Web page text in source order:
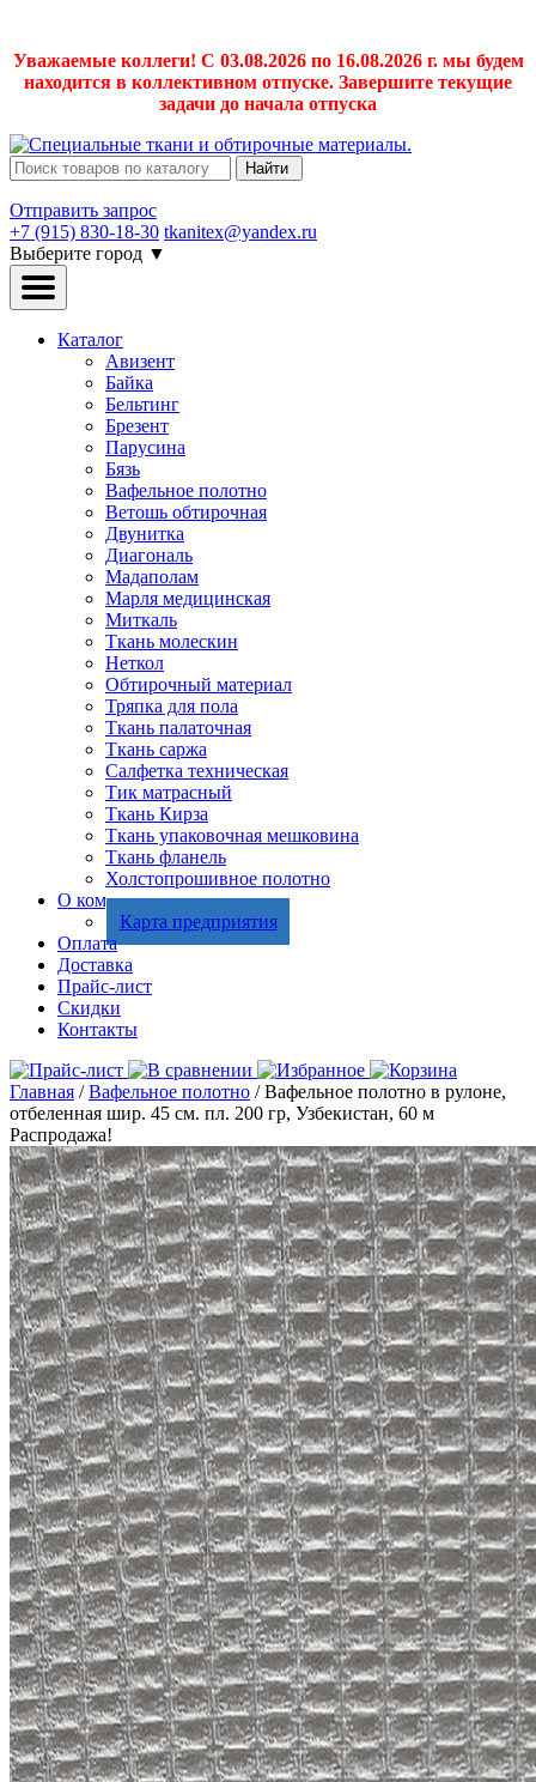
Уважаемые коллеги! С 03.08.2026 по 16.08.2026 г. мы будем
находится в коллективном отпуске. Завершите текущие
задачи до начала отпуска
Найти
Отправить запрос
+7 (915) 830-18-30 tkanitex@yandex.ru
Выберите город ▼
Каталог
Авизент
Байка
Бельтинг
Брезент
Парусина
Бязь
Вафельное полотно
Ветошь обтирочная
Двунитка
Диагональ
Мадаполам
Марля медицинская
Миткаль
Ткань молескин
Неткол
Обтирочный материал
Тряпка для пола
Ткань палаточная
Ткань саржа
Салфетка техническая
Тик матрасный
Ткань Кирза
Ткань упаковочная мешковина
Ткань фланель
Холстопрошивное полотно
О компании
Карта предприятия
Оплата
Доставка
Прайс-лист
Скидки
Контакты
Главная /Вафельное полотно / Вафельное полотно в рулоне,
отбеленная шир. 45 см. пл. 200 гр, Узбекистан, 60 м
Распродажа!